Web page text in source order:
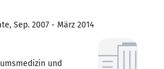
Sep. 2007 - März 2014
und